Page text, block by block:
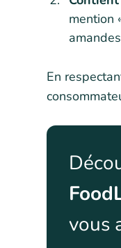
mention
En
vous